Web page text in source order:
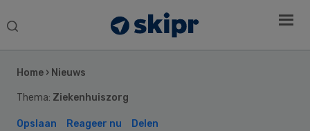
Search
Home › Nieuws
Thema: Ziekenhuiszorg
Opslaan Reageer nu Delen
Sidebar